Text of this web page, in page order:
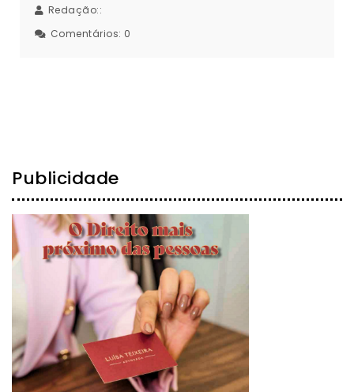
Redação::
Comentários: 0
Publicidade